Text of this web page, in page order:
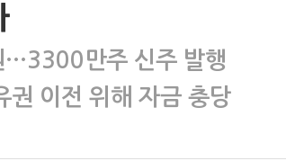
…3300만주 신주 발행
권 이전 위해 자금 충당